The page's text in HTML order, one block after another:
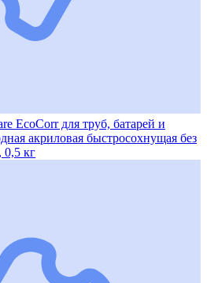
EcoCorr для труб, батарей и
акриловая быстросохнущая без
0,5 кг